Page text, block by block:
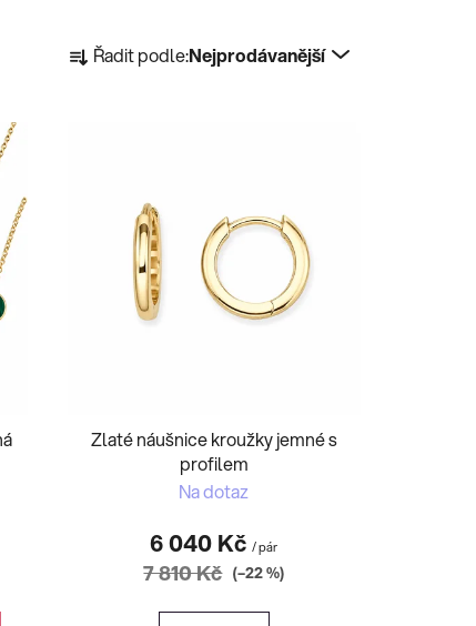
a Řadit podle:Nejprodávanější
Zlaté náušnice kroužky jemné s
profilem
Na dotaz
6 040 Kč/ pár
7 810 Kč (–22 %)